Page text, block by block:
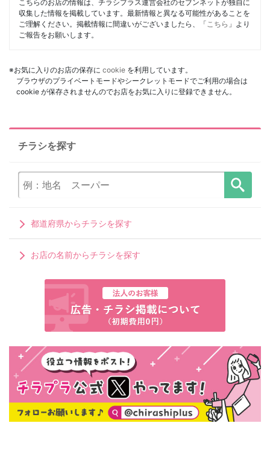
こちらのお店の情報は、チラシプラス運営会社のセブンネットが独自に
収集した情報を掲載しています。最新情報と異なる可能性があることを
ご理解ください。掲載情報に間違いがございましたら、「 こちら 」より
ご報告をお願いします。
※お気に入りのお店の保存に cookie を利用しています。
ブラウザのプライベートモードやシークレットモードでご利用の場合は
cookie が保存されませんのでお店をお気に入りに登録できません。
チラシを探す
都道府県からチラシを探す
お店の名前からチラシを探す